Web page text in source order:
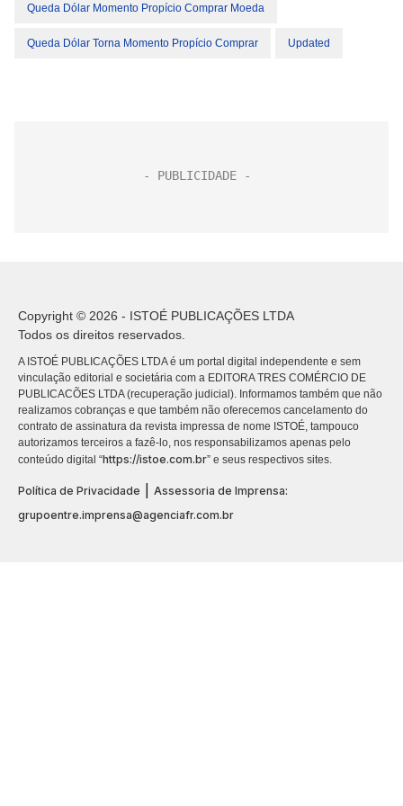
Queda Dólar Momento Propício Comprar Moeda
Queda Dólar Torna Momento Propício Comprar Updated
Copyright © 2026 - ISTOÉ PUBLICAÇÕES LTDA
Todos os direitos reservados.
A ISTOÉ PUBLICAÇÕES LTDA é um portal digital independente e sem
vinculação editorial e societária com a EDITORA TRES COMÉRCIO DE
PUBLICACÕES LTDA (recuperação judicial). Informamos também que não
realizamos cobranças e que também não oferecemos cancelamento do
contrato de assinatura da revista impressa de nome ISTOÉ, tampouco
autorizamos terceiros a fazê-lo, nos responsabilizamos apenas pelo
conteúdo digital “https://istoe.com.br” e seus respectivos sites.
Política de Privacidade | Assessoria de Imprensa:
grupoentre.imprensa@agenciafr.com.br